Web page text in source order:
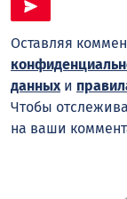
Оставляя
данных и
Чтобы
на ваши